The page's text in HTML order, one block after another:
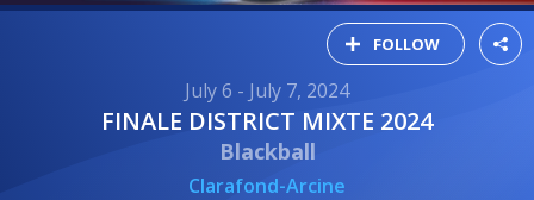
FOLLOW
July 6 - July 7, 2024
FINALE DISTRICT MIXTE 2024
Blackball
Clarafond-Arcine